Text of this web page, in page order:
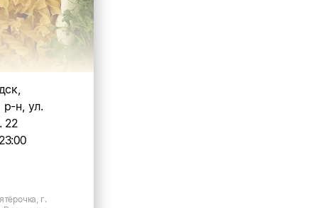
р-н, ул.
22
г.